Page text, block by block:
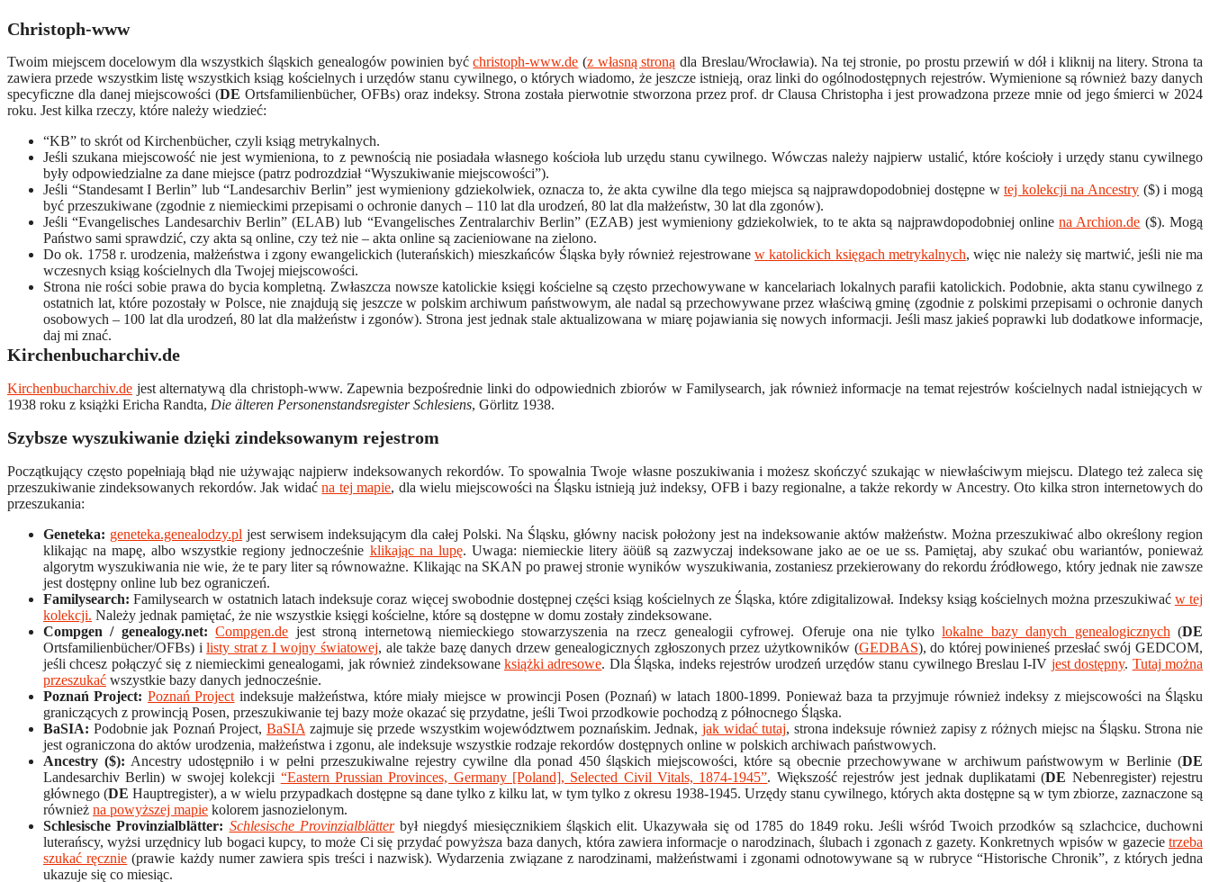
Christoph-www
Twoim miejscem docelowym dla wszystkich śląskich genealogów powinien byćchristoph-www.de (z własną stroną dla Breslau/Wrocławia). Na tej stronie, po prostu przewiń w dół i kliknij na litery. Strona ta
zawiera przede wszystkim listę wszystkich ksiąg kościelnych i urzędów stanu cywilnego, o których wiadomo, że jeszcze istnieją, oraz linki do ogólnodostępnych rejestrów. Wymienione są również bazy danych
specyficzne dla danej miejscowości (DE Ortsfamilienbücher, OFBs) oraz indeksy. Strona została pierwotnie stworzona przez prof. dr Clausa Christopha i jest prowadzona przeze mnie od jego śmierci w 2024
roku. Jest kilka rzeczy, które należy wiedzieć:
“KB” to skrót od Kirchenbücher, czyli ksiąg metrykalnych.
Jeśli szukana miejscowość nie jest wymieniona, to z pewnością nie posiadała własnego kościoła lub urzędu stanu cywilnego. Wówczas należy najpierw ustalić, które kościoły i urzędy stanu cywilnego
były odpowiedzialne za dane miejsce (patrz podrozdział “Wyszukiwanie miejscowości”).
Jeśli “Standesamt I Berlin” lub “Landesarchiv Berlin” jest wymieniony gdziekolwiek, oznacza to, że akta cywilne dla tego miejsca są najprawdopodobniej dostępne wtej kolekcji na Ancestry ($) i mogą
być przeszukiwane (zgodnie z niemieckimi przepisami o ochronie danych – 110 lat dla urodzeń, 80 lat dla małżeństw, 30 lat dla zgonów).
Jeśli “Evangelisches Landesarchiv Berlin” (ELAB) lub “Evangelisches Zentralarchiv Berlin” (EZAB) jest wymieniony gdziekolwiek, to te akta są najprawdopodobniej onlinena Archion.de ($). Mogą
Państwo sami sprawdzić, czy akta są online, czy też nie – akta online są zacieniowane na zielono.
Do ok. 1758 r. urodzenia, małżeństwa i zgony ewangelickich (luterańskich) mieszkańców Śląska były również rejestrowanew katolickich księgach metrykalnych, więc nie należy się martwić, jeśli nie ma
wczesnych ksiąg kościelnych dla Twojej miejscowości.
Strona nie rości sobie prawa do bycia kompletną. Zwłaszcza nowsze katolickie księgi kościelne są często przechowywane w kancelariach lokalnych parafii katolickich. Podobnie, akta stanu cywilnego z
ostatnich lat, które pozostały w Polsce, nie znajdują się jeszcze w polskim archiwum państwowym, ale nadal są przechowywane przez właściwą gminę (zgodnie z polskimi przepisami o ochronie danych
osobowych – 100 lat dla urodzeń, 80 lat dla małżeństw i zgonów). Strona jest jednak stale aktualizowana w miarę pojawiania się nowych informacji. Jeśli masz jakieś poprawki lub dodatkowe informacje,
daj mi znać.
Kirchenbucharchiv.de
Kirchenbucharchiv.de jest alternatywą dla christoph-www. Zapewnia bezpośrednie linki do odpowiednich zbiorów w Familysearch, jak również informacje na temat rejestrów kościelnych nadal istniejących w
1938 roku z książki Ericha Randta, Die älteren Personenstandsregister Schlesiens, Görlitz 1938.
Szybsze wyszukiwanie dzięki zindeksowanym rejestrom
Początkujący często popełniają błąd nie używając najpierw indeksowanych rekordów. To spowalnia Twoje własne poszukiwania i możesz skończyć szukając w niewłaściwym miejscu. Dlatego też zaleca się
przeszukiwanie zindeksowanych rekordów. Jak widaćna tej mapie, dla wielu miejscowości na Śląsku istnieją już indeksy, OFB i bazy regionalne, a także rekordy w Ancestry. Oto kilka stron internetowych do
przeszukania:
Geneteka: geneteka.genealodzy.pl jest serwisem indeksującym dla całej Polski. Na Śląsku, główny nacisk położony jest na indeksowanie aktów małżeństw. Można przeszukiwać albo określony region
klikając na mapę, albo wszystkie regiony jednocześnie klikając na lupę. Uwaga: niemieckie litery äöüß są zazwyczaj indeksowane jako ae oe ue ss. Pamiętaj, aby szukać obu wariantów, ponieważ
algorytm wyszukiwania nie wie, że te pary liter są równoważne. Klikając na SKAN po prawej stronie wyników wyszukiwania, zostaniesz przekierowany do rekordu źródłowego, który jednak nie zawsze
jest dostępny online lub bez ograniczeń.
Familysearch: Familysearch w ostatnich latach indeksuje coraz więcej swobodnie dostępnej części ksiąg kościelnych ze Śląska, które zdigitalizował. Indeksy ksiąg kościelnych można przeszukiwać w tej
kolekcji. Należy jednak pamiętać, że nie wszystkie księgi kościelne, które są dostępne w domu zostały zindeksowane.
Compgen / genealogy.net: Compgen.de jest stroną internetową niemieckiego stowarzyszenia na rzecz genealogii cyfrowej. Oferuje ona nie tylkolokalne bazy danych genealogicznych (DE
Ortsfamilienbücher/OFBs) ilisty strat z I wojny światowej, ale także bazę danych drzew genealogicznych zgłoszonych przez użytkowników (GEDBAS), do której powinieneś przesłać swój GEDCOM,
jeśli chcesz połączyć się z niemieckimi genealogami, jak również zindeksowane książki adresowe. Dla Śląska, indeks rejestrów urodzeń urzędów stanu cywilnego Breslau I-IV jest dostępny. Tutaj można
przeszukać wszystkie bazy danych jednocześnie.
Poznań Project: Poznań Project indeksuje małżeństwa, które miały miejsce w prowincji Posen (Poznań) w latach 1800-1899. Ponieważ baza ta przyjmuje również indeksy z miejscowości na Śląsku
graniczących z prowincją Posen, przeszukiwanie tej bazy może okazać się przydatne, jeśli Twoi przodkowie pochodzą z północnego Śląska.
BaSIA: Podobnie jak Poznań Project,BaSIA zajmuje się przede wszystkim województwem poznańskim. Jednak,jak widać tutaj, strona indeksuje również zapisy z różnych miejsc na Śląsku. Strona nie
jest ograniczona do aktów urodzenia, małżeństwa i zgonu, ale indeksuje wszystkie rodzaje rekordów dostępnych online w polskich archiwach państwowych.
Ancestry ($): Ancestry udostępniło i w pełni przeszukiwalne rejestry cywilne dla ponad 450 śląskich miejscowości, które są obecnie przechowywane w archiwum państwowym w Berlinie (DE
Landesarchiv Berlin) w swojej kolekcji “Eastern Prussian Provinces, Germany [Poland], Selected Civil Vitals, 1874-1945”. Większość rejestrów jest jednak duplikatami (DE Nebenregister) rejestru
głównego (DE Hauptregister), a w wielu przypadkach dostępne są dane tylko z kilku lat, w tym tylko z okresu 1938-1945. Urzędy stanu cywilnego, których akta dostępne są w tym zbiorze, zaznaczone są
również na powyższej mapie kolorem jasnozielonym.
Schlesische Provinzialblätter: Schlesische Provinzialblätterbył niegdyś miesięcznikiem śląskich elit. Ukazywała się od 1785 do 1849 roku. Jeśli wśród Twoich przodków są szlachcice, duchowni
luterańscy, wyżsi urzędnicy lub bogaci kupcy, to może Ci się przydać powyższa baza danych, która zawiera informacje o narodzinach, ślubach i zgonach z gazety. Konkretnych wpisów w gazecie trzeba
szukać ręcznie (prawie każdy numer zawiera spis treści i nazwisk). Wydarzenia związane z narodzinami, małżeństwami i zgonami odnotowywane są w rubryce “Historische Chronik”, z których jedna
ukazuje się co miesiąc.